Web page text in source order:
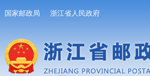
国家邮政局 浙江省人民政府